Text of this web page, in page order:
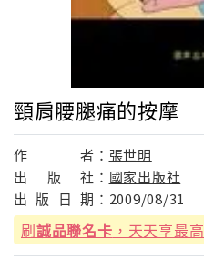
頸肩腰腿痛的按摩
作 者： 張世明
出
版 社： 國家出版社
出 版 日 期： 2009/08/31
刷誠品聯名卡 ，天天享最